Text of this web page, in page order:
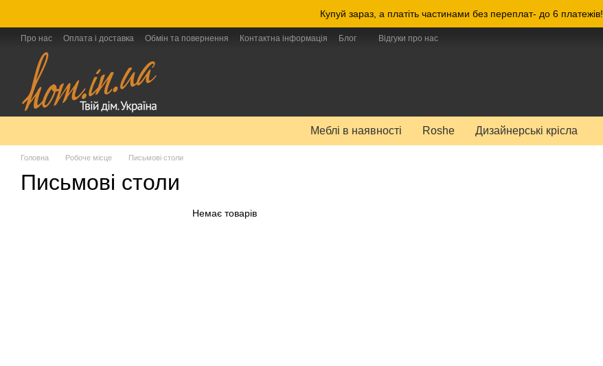
Купуй зараз, а платіть частинами без переплат- до 6 платежів!
Про нас Оплата і доставка Обмін та повернення Контактна інформація Блог Відгуки про нас
Меблі в наявності Roshe Дизайнерські крісла
Головна Робоче місце Письмові столи
Письмові столи
Немає товарів